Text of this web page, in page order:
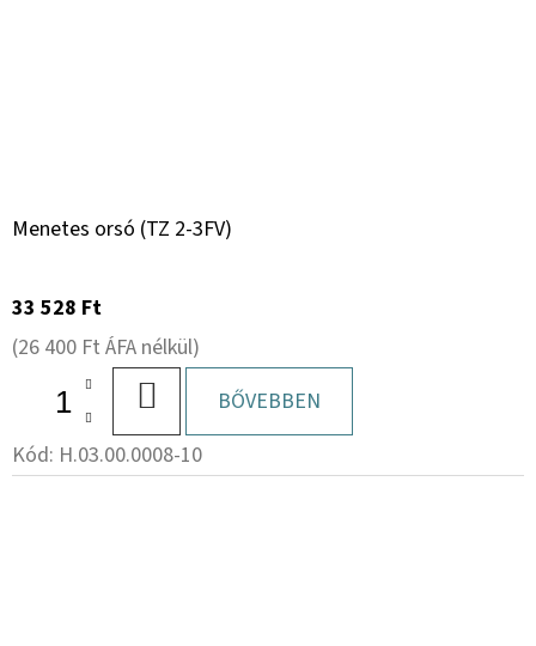
Menetes orsó (TZ 2-3FV)
33 528 Ft
(26 400 Ft ÁFA nélkül)
KOSÁRBABŐVEBBEN
Kód: H.03.00.0008-10